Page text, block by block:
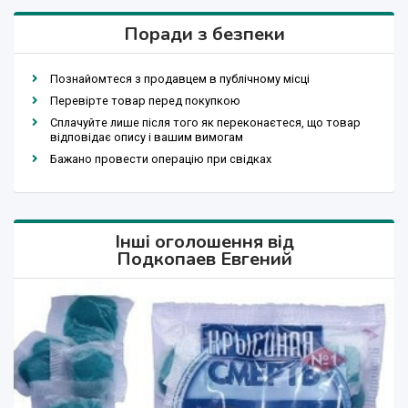
Поради з безпеки
Познайомтеся з продавцем в публічному місці
Перевірте товар перед покупкою
Сплачуйте лише після того як переконаєтеся, що товар
відповідає опису і вашим вимогам
Бажано провести операцію при свідках
Інші оголошення від
Подкопаев Евгений